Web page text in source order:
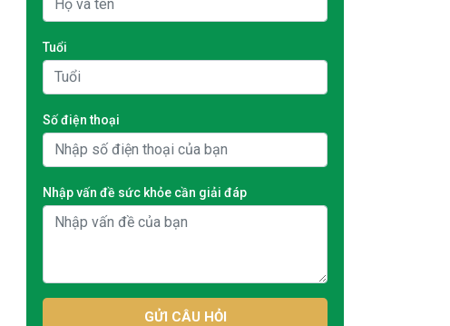
Tuổi
Số điện thoại
Nhập vấn đề sức khỏe cần giải đáp
GỬI CÂU HỎI